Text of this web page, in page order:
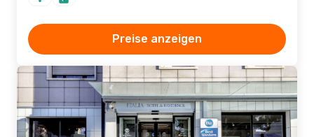
Preise anzeigen